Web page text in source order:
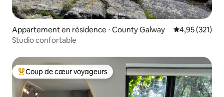
Appartement en résidence ⋅ County Galway Évaluation
4,95 (321)
Studio confortable
Coups de cœur voyageurs les plus appréciés
Coup de cœur voyageurs